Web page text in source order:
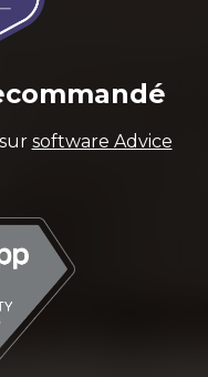
software Advice